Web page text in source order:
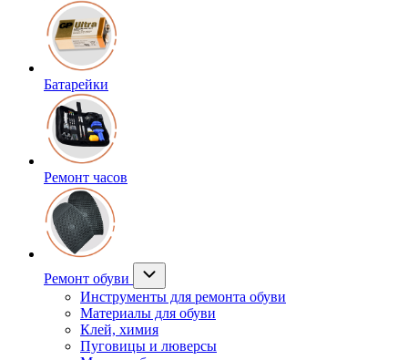
Батарейки
Ремонт часов
Ремонт обуви
Инструменты для ремонта обуви
Материалы для обуви
Клей, химия
Пуговицы и люверсы